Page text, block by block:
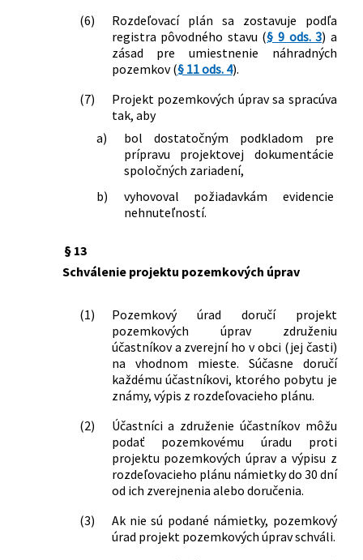
(6)
Rozdeľovací plán sa zostavuje podľa
registra pôvodného stavu (§ 9 ods. 3) a
zásad pre umiestnenie náhradných
pozemkov (§ 11 ods. 4).
(7)
Projekt pozemkových úprav sa spracúva
tak, aby
a)
bol dostatočným podkladom pre
prípravu projektovej dokumentácie
spoločných zariadení,
b)
vyhovoval požiadavkám evidencie
nehnuteľností.
§ 13
Schválenie projektu pozemkových úprav
(1)
Pozemkový úrad doručí projekt
pozemkových úprav združeniu
účastníkov a zverejní ho v obci (jej časti)
na vhodnom mieste. Súčasne doručí
každému účastníkovi, ktorého pobytu je
známy, výpis z rozdeľovacieho plánu.
(2)
Účastníci a združenie účastníkov môžu
podať pozemkovému úradu proti
projektu pozemkových úprav a výpisu z
rozdeľovacieho plánu námietky do 30 dní
od ich zverejnenia alebo doručenia.
(3)
Ak nie sú podané námietky, pozemkový
úrad projekt pozemkových úprav schváli.